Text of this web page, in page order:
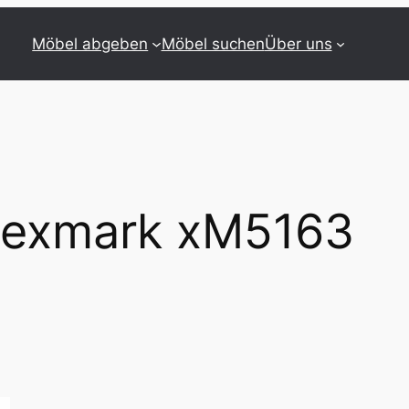
Möbel abgeben Möbel suchenÜber uns
xM5163